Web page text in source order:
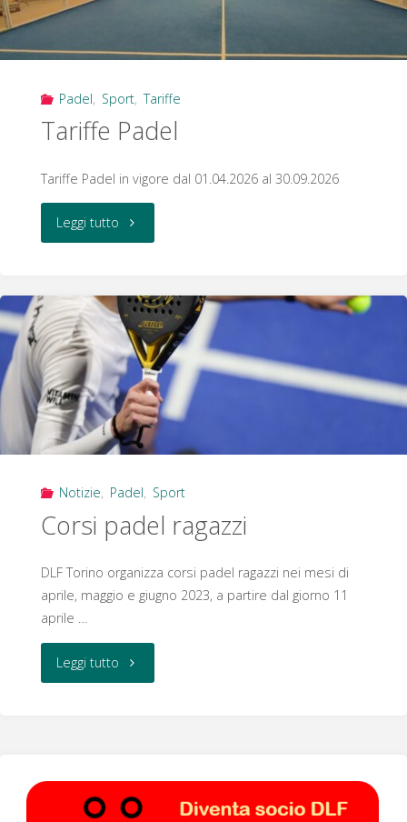
Padel, Sport, Tariffe
Tariffe Padel
Tariffe Padel in vigore dal 01.04.2026 al 30.09.2026
Leggi tutto "Tariffe
Notizie, Padel, Sport
Corsi padel ragazzi
DLF Torino organizza corsi padel ragazzi nei mesi di
aprile, maggio e giugno 2023, a partire dal giorno 11
aprile …
Leggi tutto "Corsi